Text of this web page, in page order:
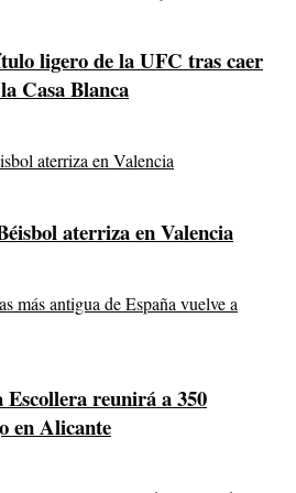
ligero de la UFC tras caer
Casa Blanca
aterriza en Valencia
reunirá a 350
en Alicante